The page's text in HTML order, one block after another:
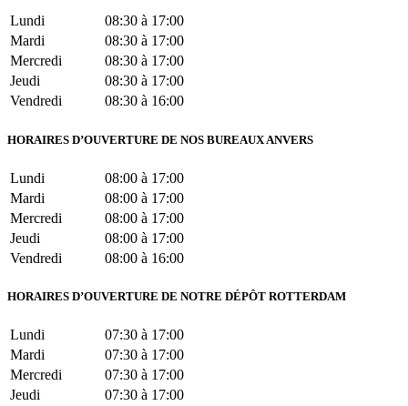
Lundi
08:30 à 17:00
Mardi
08:30 à 17:00
Mercredi
08:30 à 17:00
Jeudi
08:30 à 17:00
Vendredi
08:30 à 16:00
HORAIRES D’OUVERTURE DE NOS BUREAUX ANVERS
Lundi
08:00 à 17:00
Mardi
08:00 à 17:00
Mercredi
08:00 à 17:00
Jeudi
08:00 à 17:00
Vendredi
08:00 à 16:00
HORAIRES D’OUVERTURE DE NOTRE DÉPÔT ROTTERDAM
Lundi
07:30 à 17:00
Mardi
07:30 à 17:00
Mercredi
07:30 à 17:00
Jeudi
07:30 à 17:00